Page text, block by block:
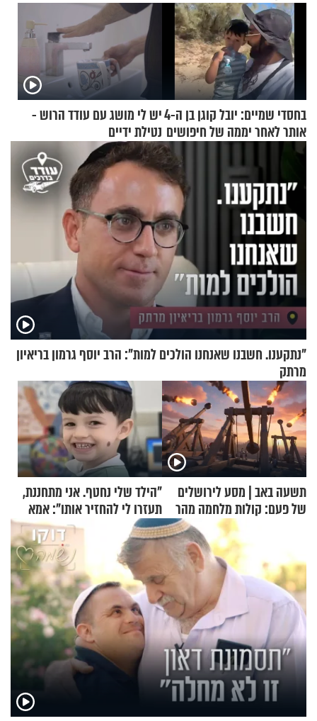
בחסדי שמיים: יובל קוגן בן ה-4
אותר לאחר יממה של חיפושים
יש לי מושג עם עודד הרוש -
נטילת ידיים
"נתקענו. חשבנו שאנחנו הולכים למות": הרב יוסף גרמון בריאיון
מרתק
תשעה באב | מסע לירושלים
של פעם: קולות מלחמה מהר
"הילד שלי נחטף. אני מתחננת,
תעזרו לי להחזיר אותו": אמא
של יובל בן ה-4 בריאיון דומע